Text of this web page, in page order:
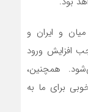
و ایران و
افزایش ورود
همچنین،
برای ما به